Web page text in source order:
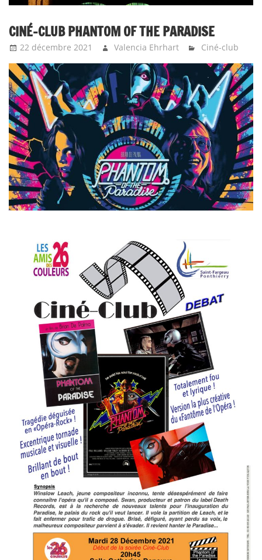
CINÉ-CLUB PHANTOM OF THE PARADISE
22 décembre 2021 Valencia Ehrhart Ciné-club